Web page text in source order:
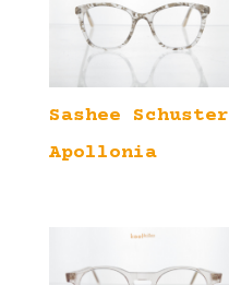
Sashee Schuster
Apollonia